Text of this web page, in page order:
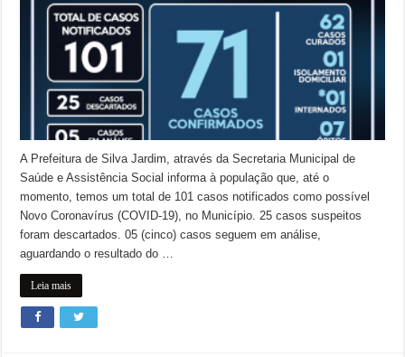
A Prefeitura de Silva Jardim, através da Secretaria Municipal de
Saúde e Assistência Social informa à população que, até o
momento, temos um total de 101 casos notificados como possível
Novo Coronavírus (COVID-19), no Município. 25 casos suspeitos
foram descartados. 05 (cinco) casos seguem em análise,
aguardando o resultado do …
Leia mais